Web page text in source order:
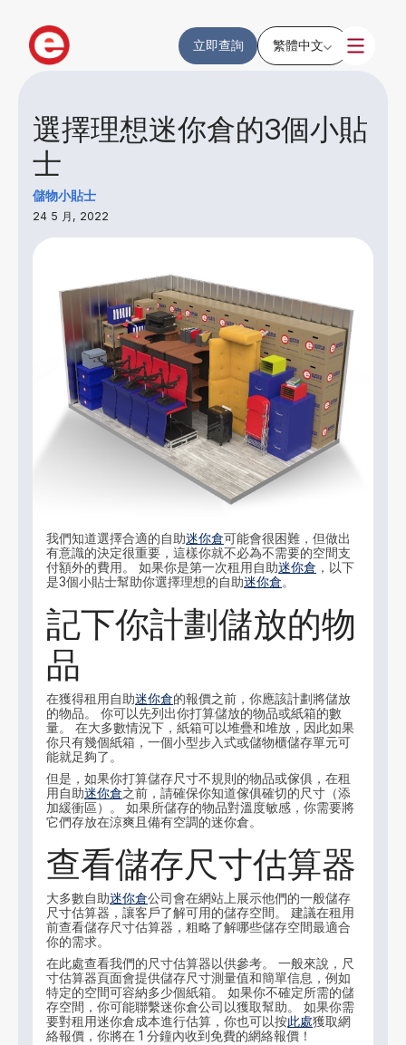
立即查詢 繁體中文
選擇理想迷你倉的3個小貼
士
儲物小貼士
24 5 月, 2022
我們知道選擇合適的自助迷你倉可能會很困難，但做出
有意識的決定很重要，這樣你就不必為不需要的空間支
付額外的費用。 如果你是第一次租用自助迷你倉 ，以下
是3個小貼士幫助你選擇理想的自助迷你倉。
記下你計劃儲放的物
品
在獲得租用自助迷你倉的報價之前，你應該計劃將儲放
的物品。 你可以先列出你打算儲放的物品或紙箱的數
量。 在大多數情況下，紙箱可以堆疊和堆放，因此如果
你只有幾個紙箱，一個小型步入式或儲物櫃儲存單元可
能就足夠了。
但是，如果你打算儲存尺寸不規則的物品或傢俱，在租
用自助迷你倉之前，請確保你知道傢俱確切的尺寸（添
加緩衝區）。 如果所儲存的物品對溫度敏感，你需要將
它們存放在涼爽且備有空調的迷你倉。
查看儲存尺寸估算器
大多數自助迷你倉公司會在網站上展示他們的一般儲存
尺寸估算器，讓客戶了解可用的儲存空間。 建議在租用
前查看儲存尺寸估算器，粗略了解哪些儲存空間最適合
你的需求。
在此處查看我們的尺寸估算器以供參考。 一般來說，尺
寸估算器頁面會提供儲存尺寸測量值和簡單信息，例如
特定的空間可容納多少個紙箱。 如果你不確定所需的儲
存空間，你可能聯繫迷你倉公司以獲取幫助。 如果你需
要對租用迷你倉成本進行估算，你也可以按此處獲取網
絡報價，你將在 1 分鐘內收到免費的網絡報價！